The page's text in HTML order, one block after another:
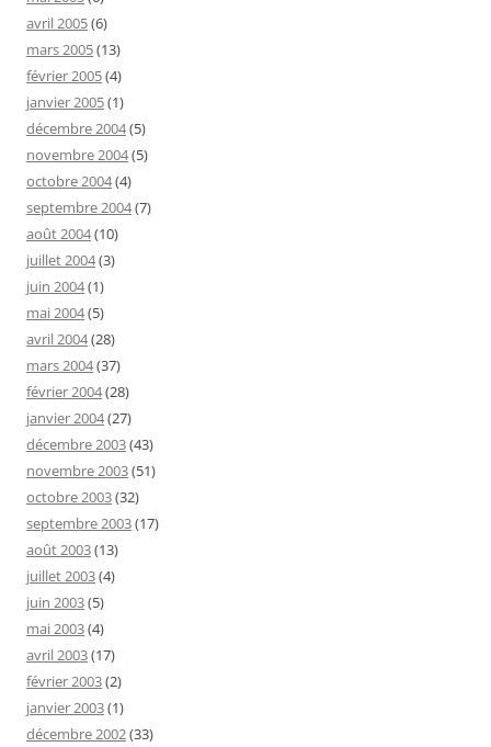
avril 2005(6)
mars 2005(13)
février 2005(4)
janvier 2005(1)
décembre 2004(5)
novembre 2004(5)
octobre 2004(4)
septembre 2004(7)
août 2004(10)
juillet 2004(3)
juin 2004(1)
mai 2004(5)
avril 2004(28)
mars 2004(37)
février 2004(28)
janvier 2004(27)
décembre 2003(43)
novembre 2003(51)
octobre 2003(32)
septembre 2003(17)
août 2003(13)
juillet 2003(4)
juin 2003(5)
mai 2003(4)
avril 2003(17)
février 2003(2)
janvier 2003(1)
décembre 2002(33)